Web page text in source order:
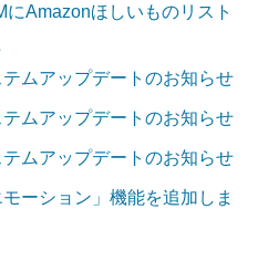
にAmazonほしいものリスト
テムアップデートのお知らせ
テムアップデートのお知らせ
テムアップデートのお知らせ
モーション」機能を追加しま